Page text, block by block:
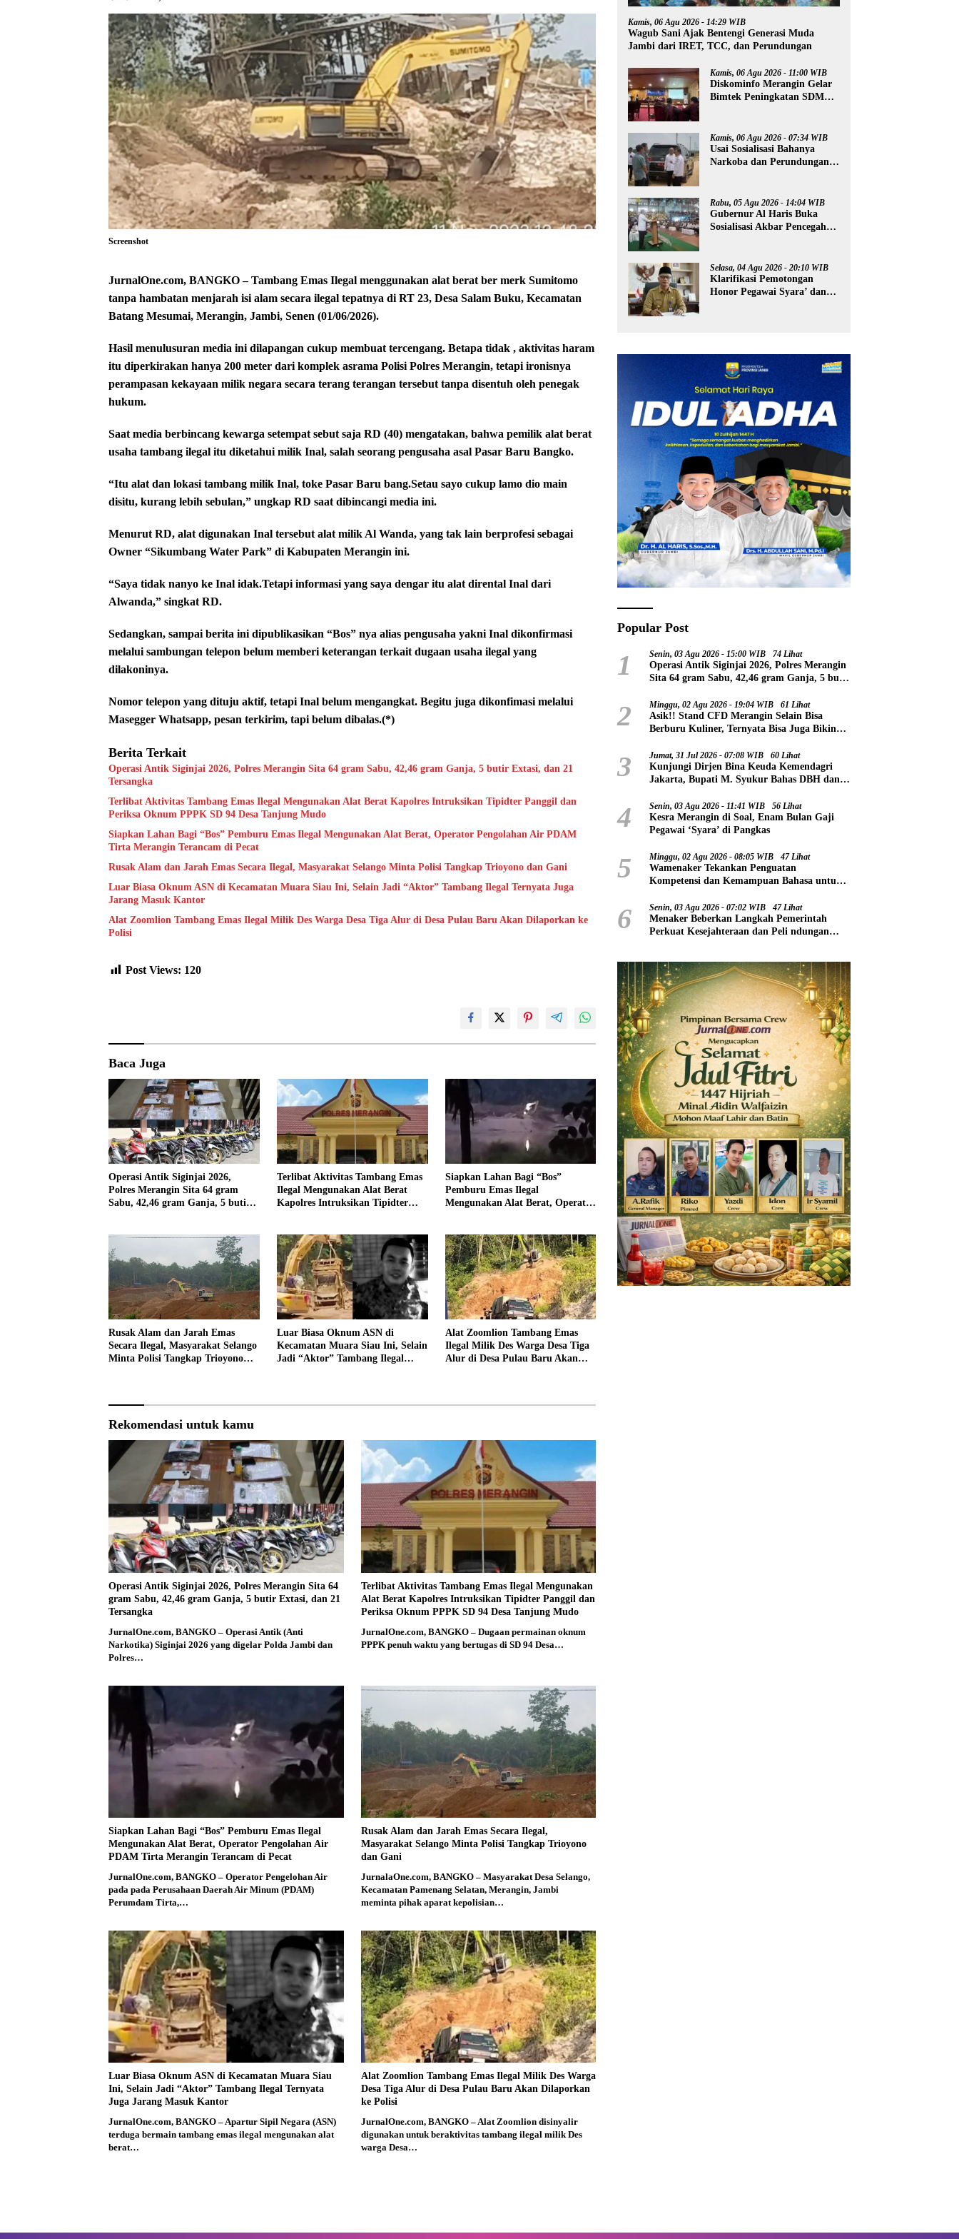
Screenshot
JurnalOne.com, BANGKO – Tambang Emas Ilegal menggunakan alat berat ber merk Sumitomo
tanpa hambatan menjarah isi alam secara ilegal tepatnya di RT 23, Desa Salam Buku, Kecamatan
Batang Mesumai, Merangin, Jambi, Senen (01/06/2026).
Hasil menulusuran media ini dilapangan cukup membuat tercengang. Betapa tidak , aktivitas haram
itu diperkirakan hanya 200 meter dari komplek asrama Polisi Polres Merangin, tetapi ironisnya
perampasan kekayaan milik negara secara terang terangan tersebut tanpa disentuh oleh penegak
hukum.
Saat media berbincang kewarga setempat sebut saja RD (40) mengatakan, bahwa pemilik alat berat
usaha tambang ilegal itu diketahui milik Inal, salah seorang pengusaha asal Pasar Baru Bangko.
“Itu alat dan lokasi tambang milik Inal, toke Pasar Baru bang.Setau sayo cukup lamo dio main
disitu, kurang lebih sebulan,” ungkap RD saat dibincangi media ini.
Menurut RD, alat digunakan Inal tersebut alat milik Al Wanda, yang tak lain berprofesi sebagai
Owner “Sikumbang Water Park” di Kabupaten Merangin ini.
“Saya tidak nanyo ke Inal idak.Tetapi informasi yang saya dengar itu alat dirental Inal dari
Alwanda,” singkat RD.
Sedangkan, sampai berita ini dipublikasikan “Bos” nya alias pengusaha yakni Inal dikonfirmasi
melalui sambungan telepon belum memberi keterangan terkait dugaan usaha ilegal yang
dilakoninya.
Nomor telepon yang dituju aktif, tetapi Inal belum mengangkat. Begitu juga dikonfimasi melalui
Masegger Whatsapp, pesan terkirim, tapi belum dibalas.(*)
Berita Terkait
Operasi Antik Siginjai 2026, Polres Merangin Sita 64 gram Sabu, 42,46 gram Ganja, 5 butir Extasi, dan 21
Tersangka
Terlibat Aktivitas Tambang Emas Ilegal Mengunakan Alat Berat Kapolres Intruksikan Tipidter Panggil dan
Periksa Oknum PPPK SD 94 Desa Tanjung Mudo
Siapkan Lahan Bagi “Bos” Pemburu Emas Ilegal Mengunakan Alat Berat, Operator Pengolahan Air PDAM
Tirta Merangin Terancam di Pecat
Rusak Alam dan Jarah Emas Secara Ilegal, Masyarakat Selango Minta Polisi Tangkap Trioyono dan Gani
Luar Biasa Oknum ASN di Kecamatan Muara Siau Ini, Selain Jadi “Aktor” Tambang Ilegal Ternyata Juga
Jarang Masuk Kantor
Alat Zoomlion Tambang Emas Ilegal Milik Des Warga Desa Tiga Alur di Desa Pulau Baru Akan Dilaporkan ke
Polisi
Post Views: 120
Baca Juga
Operasi Antik Siginjai 2026,
Polres Merangin Sita 64 gram
Sabu, 42,46 gram Ganja, 5 butir
Terlibat Aktivitas Tambang Emas
Ilegal Mengunakan Alat Berat
Kapolres Intruksikan Tipidter
Siapkan Lahan Bagi “Bos”
Pemburu Emas Ilegal
Mengunakan Alat Berat, Operator
Rusak Alam dan Jarah Emas
Secara Ilegal, Masyarakat Selango
Minta Polisi Tangkap Trioyono
Luar Biasa Oknum ASN di
Kecamatan Muara Siau Ini, Selain
Jadi “Aktor” Tambang Ilegal
Alat Zoomlion Tambang Emas
Ilegal Milik Des Warga Desa Tiga
Alur di Desa Pulau Baru Akan
Rekomendasi untuk kamu
Operasi Antik Siginjai 2026, Polres Merangin Sita 64
gram Sabu, 42,46 gram Ganja, 5 butir Extasi, dan 21
Tersangka
JurnalOne.com, BANGKO – Operasi Antik (Anti
Narkotika) Siginjai 2026 yang digelar Polda Jambi dan
Polres…
Terlibat Aktivitas Tambang Emas Ilegal Mengunakan
Alat Berat Kapolres Intruksikan Tipidter Panggil dan
Periksa Oknum PPPK SD 94 Desa Tanjung Mudo
JurnalOne.com, BANGKO – Dugaan permainan oknum
PPPK penuh waktu yang bertugas di SD 94 Desa…
Siapkan Lahan Bagi “Bos” Pemburu Emas Ilegal
Mengunakan Alat Berat, Operator Pengolahan Air
PDAM Tirta Merangin Terancam di Pecat
JurnalOne.com, BANGKO – Operator Pengelohan Air
pada pada Perusahaan Daerah Air Minum (PDAM)
Perumdam Tirta,…
Rusak Alam dan Jarah Emas Secara Ilegal,
Masyarakat Selango Minta Polisi Tangkap Trioyono
dan Gani
JurnalaOne.com, BANGKO – Masyarakat Desa Selango,
Kecamatan Pamenang Selatan, Merangin, Jambi
meminta pihak aparat kepolisian…
Luar Biasa Oknum ASN di Kecamatan Muara Siau
Ini, Selain Jadi “Aktor” Tambang Ilegal Ternyata
Juga Jarang Masuk Kantor
JurnalOne.com, BANGKO – Apartur Sipil Negara (ASN)
terduga bermain tambang emas ilegal mengunakan alat
berat…
Alat Zoomlion Tambang Emas Ilegal Milik Des Warga
Desa Tiga Alur di Desa Pulau Baru Akan Dilaporkan
ke Polisi
JurnalOne.com, BANGKO – Alat Zoomlion disinyalir
digunakan untuk beraktivitas tambang ilegal milik Des
warga Desa…
Kamis, 06 Agu 2026 - 14:29 WIB
Wagub Sani Ajak Bentengi Generasi Muda
Jambi dari IRET, TCC, dan Perundungan
Kamis, 06 Agu 2026 - 11:00 WIB
Diskominfo Merangin Gelar
Bimtek Peningkatan SDM
Kamis, 06 Agu 2026 - 07:34 WIB
Usai Sosialisasi Bahanya
Narkoba dan Perundungan,
Rakyat
Rabu, 05 Agu 2026 - 14:04 WIB
Gubernur Al Haris Buka
Sosialisasi Akbar Pencegahan
Selasa, 04 Agu 2026 - 20:10 WIB
Klarifikasi Pemotongan
Honor Pegawai Syara’ dan
Popular Post
1 Senin, 03 Agu 2026 - 15:00 WIB 74 Lihat
Operasi Antik Siginjai 2026, Polres Merangin
Sita 64 gram Sabu, 42,46 gram Ganja, 5 butir
2 Minggu, 02 Agu 2026 - 19:04 WIB 61 Lihat
Asik!! Stand CFD Merangin Selain Bisa
Berburu Kuliner, Ternyata Bisa Juga Bikin
3 Jumat, 31 Jul 2026 - 07:08 WIB 60 Lihat
Kunjungi Dirjen Bina Keuda Kemendagri
Jakarta, Bupati M. Syukur Bahas DBH dan
4 Senin, 03 Agu 2026 - 11:41 WIB 56 Lihat
Kesra Merangin di Soal, Enam Bulan Gaji
Pegawai ‘Syara’ di Pangkas
5 Minggu, 02 Agu 2026 - 08:05 WIB 47 Lihat
Wamenaker Tekankan Penguatan
Kompetensi dan Kemampuan Bahasa untuk
6 Senin, 03 Agu 2026 - 07:02 WIB 47 Lihat
Menaker Beberkan Langkah Pemerintah
Perkuat Kesejahteraan dan Peli ndungan